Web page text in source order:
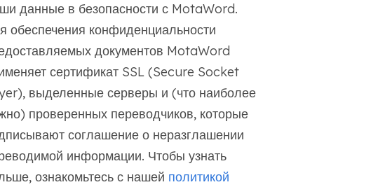
данные в безопасности с MotaWord.
обеспечения конфиденциальности
документов MotaWord
сертификат SSL (Secure Socket
выделенные серверы и (что наиболее
проверенных переводчиков, которые
соглашение о неразглашении
информации. Чтобы узнать
ознакомьтесь с нашей политикой